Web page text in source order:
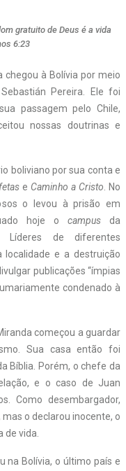
gratuito de Deus é a vida
6:23
chegou à Bolívia por meio
Pereira. Ele foi
passagem pelo Chile,
nossas doutrinas e
boliviano por sua conta e
e Caminho a Cristo . No
o levou à prisão em
hoje o campusda
Líderes de diferentes
localidade e a destruição
publicações “ímpias
condenado à
começou a guardar
Sua casa então foi
Bíblia. Porém, o chefe da
e o caso de Juan
Como desembargador,
o declarou inocente, o
vida.
na Bolívia, o último país e